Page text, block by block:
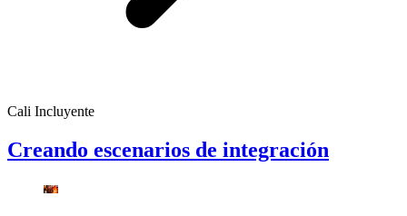
Cali Incluyente
Creando escenarios de integración